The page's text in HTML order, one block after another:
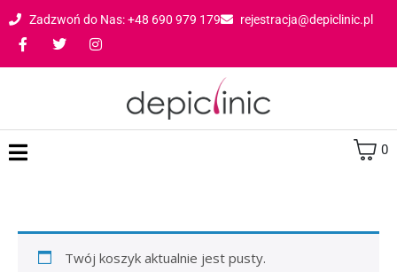
Zadzwoń do Nas: +48 690 979 179 rejestracja@depiclinic.pl
0
Twój koszyk aktualnie jest pusty.